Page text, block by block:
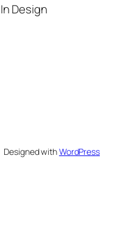
Design
Designed withWordPress